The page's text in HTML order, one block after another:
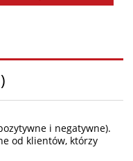
i negatywne).
od klientów, którzy